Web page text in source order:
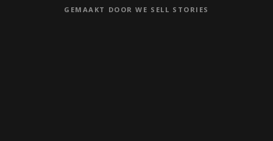
GEMAAKT DOOR WE SELL STORIES